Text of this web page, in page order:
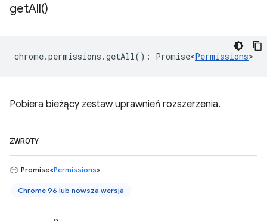
getAll()
chrome.permissions .getAll () : Promise<Permissions>
Pobiera bieżący zestaw uprawnień rozszerzenia.
ZWROTY
Promise<Permissions>
Chrome 96 lub nowsza wersja